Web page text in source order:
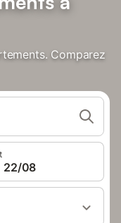
Comparez
22/08